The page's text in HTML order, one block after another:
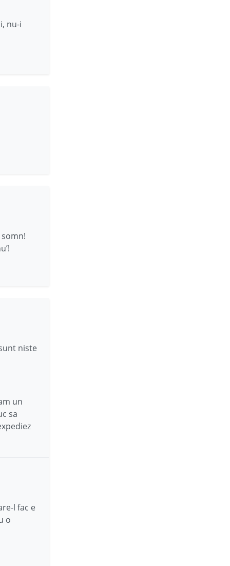
nu-i
niste
un
sa
l fac e
o